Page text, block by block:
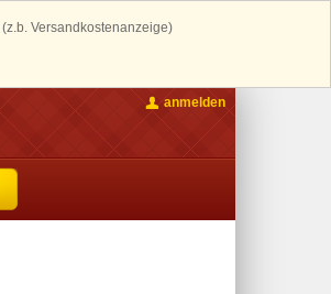
(z.b. Versandkostenanzeige)
anmelden